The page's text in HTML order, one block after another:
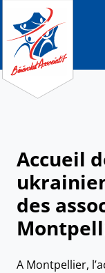
Accueil
des
A Montpellier,